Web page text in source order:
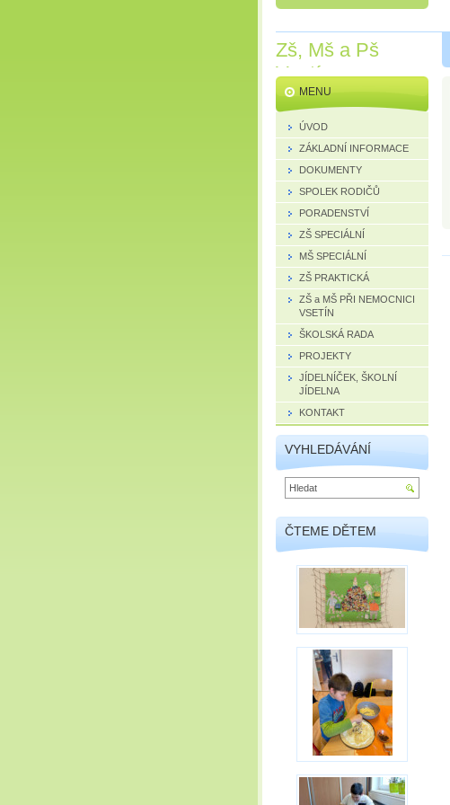
Zš, Mš a Pš
Vsetín
MENU
ÚVOD
ZÁKLADNÍ INFORMACE
DOKUMENTY
SPOLEK RODIČŮ
PORADENSTVÍ
ZŠ SPECIÁLNÍ
MŠ SPECIÁLNÍ
ZŠ PRAKTICKÁ
ZŠ a MŠ PŘI NEMOCNICI
VSETÍN
ŠKOLSKÁ RADA
PROJEKTY
JÍDELNÍČEK, ŠKOLNÍ
JÍDELNA
KONTAKT
VYHLEDÁVÁNÍ
ČTEME DĚTEM